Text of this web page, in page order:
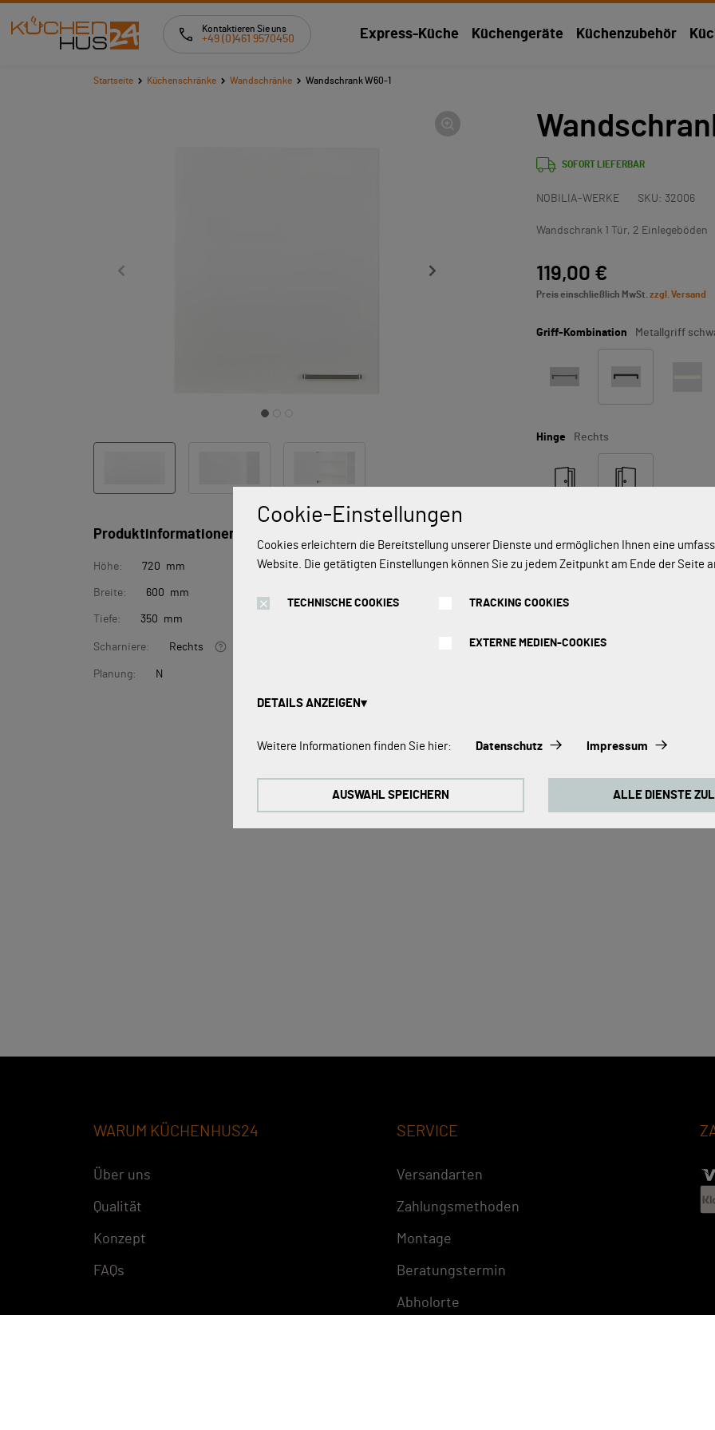
Cookie-Einstellungen
Cookies erleichtern die Bereitstellung unserer Dienste und ermöglichen Ihnen eine
Website. Die getätigten Einstellungen können Sie zu jedem Zeitpunkt am Ende der Seite
TECHNISCHE COOKIES TRACKING COOKIES
EXTERNE MEDIEN-COOKIES
DETAILS ANZEIGEN
Technische Cookies:
Tracking Cookies:
Um unsere Website kontinuierlich zu verbessern, analysieren wir die Verhaltensweisen
Weitere Informationen finden Sie hier: Datenschutz Impressum
AUSWAHL SPEICHERN ALLE DIENSTE
Kontaktieren Sie uns
+49 (0)461 9570450 Express-Küche Küchengeräte Küchenzubehör
Startseite Küchenschränke Wandschränke Wandschrank W60-1
Produktinformationen
Höhe: 720 mm
Breite: 600 mm
Tiefe: 350 mm
Scharniere: Rechts
Planung: N
SOFORT LIEFERBAR
NOBILIA-WERKE SKU: 32006
Wandschrank 1 Tür, 2 Einlegeböden
119,00 €
Preis einschließlich MwSt. zzgl. Versand
Griff-Kombination Metallgriff
Hinge Rechts
Bereit zur Lieferung oder Abholung
oder an den im Schritt „Einkauf
WARUM KÜCHENHUS24
Über uns
Qualität
Konzept
FAQs
SERVICE
Versandarten
Zahlungsmethoden
Montage
Beratungstermin
Abholorte